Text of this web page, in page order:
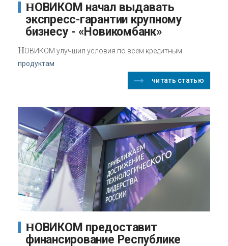
НОВИКОМ начал выдавать
экспресс-гарантии крупному
бизнесу - «Новикомбанк»
НОВИКОМ улучшил условия по всем кредитным
продуктам
читать статью
НОВИКОМ предоставит
финансирование Республике